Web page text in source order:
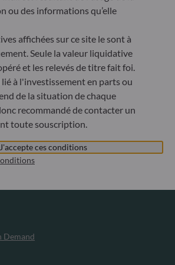
en Russie ou en Biélorussie, à
d’un État membre de l’Union
physiques titulaires d’un titre
permanent dans un État membre.
Demand
ou des informations qu’elle
affichées sur ce site le sont à
Seule la valeur liquidative
et les relevés de titre fait foi.
à l'investissement en parts ou
de la situation de chaque
recommandé de contacter un
toute souscription.
J'accepte ces conditions